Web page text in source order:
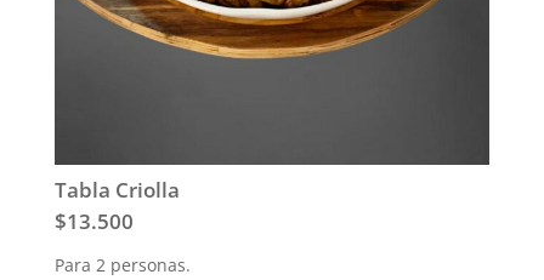
Tabla Criolla
$13.500
Para 2 personas.